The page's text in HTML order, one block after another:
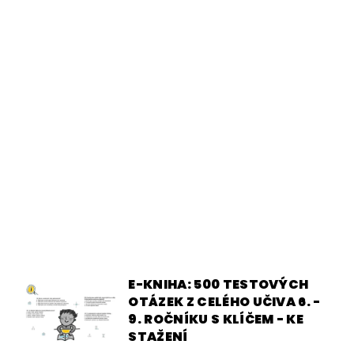
E-KNIHA: 500 TESTOVÝCH
OTÁZEK Z CELÉHO UČIVA 6. -
9. ROČNÍKU S KLÍČEM - KE
STAŽENÍ